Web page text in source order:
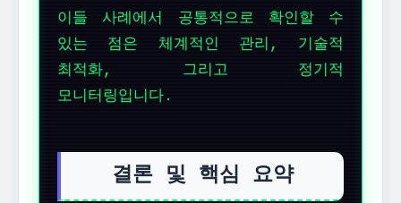
이들 사례에서 공통적으로 확인할 수
있는 점은 체계적인 관리, 기술적
최적화, 그리고 정기적
모니터링입니다.
결론 및 핵심 요약